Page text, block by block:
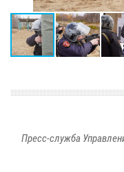
Пресс-служба